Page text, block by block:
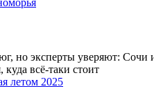
но эксперты уверяют:
всё-таки стоит